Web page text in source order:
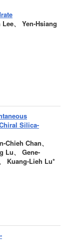
、 Yen-Hsiang
Silica-
Chan、
Lu、 Gene-
Kuang-Lieh Lu*